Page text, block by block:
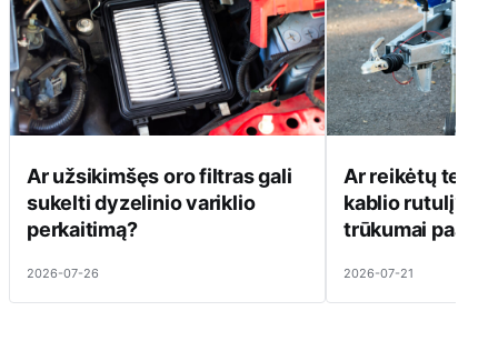
Ar užsikimšęs oro filtras gali
sukelti dyzelinio variklio
perkaitimą?
2026-07-26
Ar reikėtų tepti
kablio rutulį?
trūkumai
2026-07-21